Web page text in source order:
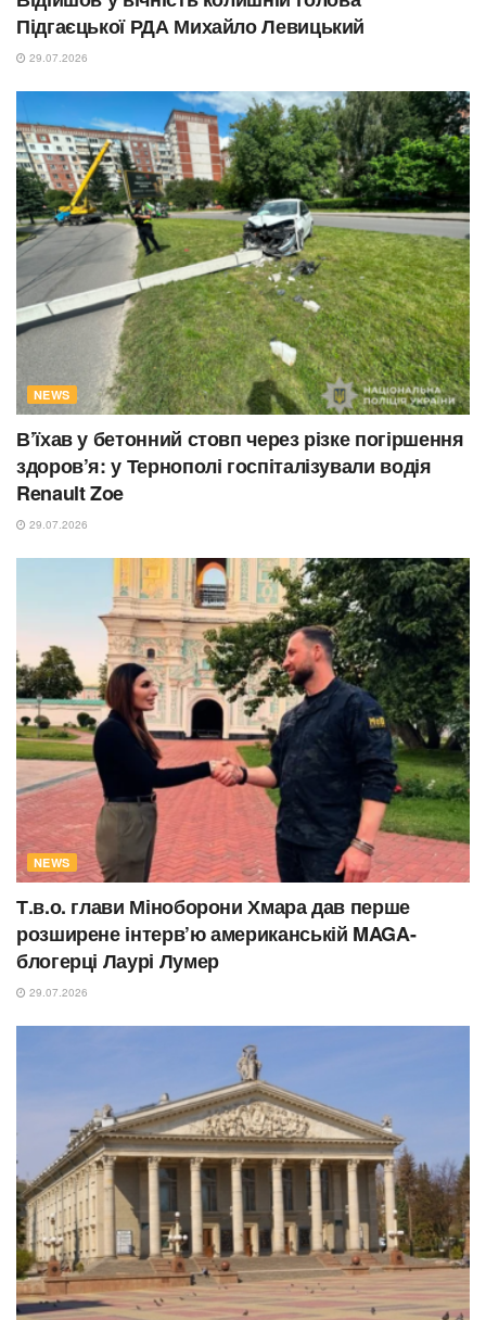
Підгаєцької РДА Михайло Левицький
29.07.2026
NEWS
В’їхав у бетонний стовп через різке погіршення
здоров’я: у Тернополі госпіталізували водія
Renault Zoe
29.07.2026
NEWS
Т.в.о. глави Міноборони Хмара дав перше
розширене інтерв’ю американській MAGA-
блогерці Лаурі Лумер
29.07.2026